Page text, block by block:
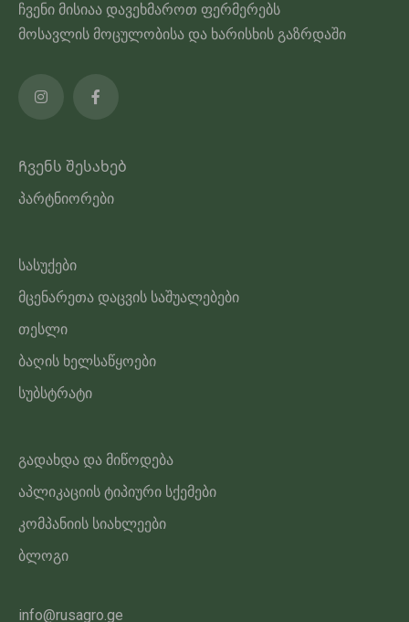
გვერდზე
ჩვენი მისიაა დავეხმაროთ ფერმერებს
მოსავლის მოცულობისა და ხარისხის გაზრდაში
Ჩვენს შესახებ
პარტნიორები
სასუქები
მცენარეთა დაცვის საშუალებები
თესლი
ბაღის ხელსაწყოები
სუბსტრატი
გადახდა და მიწოდება
აპლიკაციის ტიპიური სქემები
კომპანიის სიახლეები
ბლოგი
info@rusagro.ge